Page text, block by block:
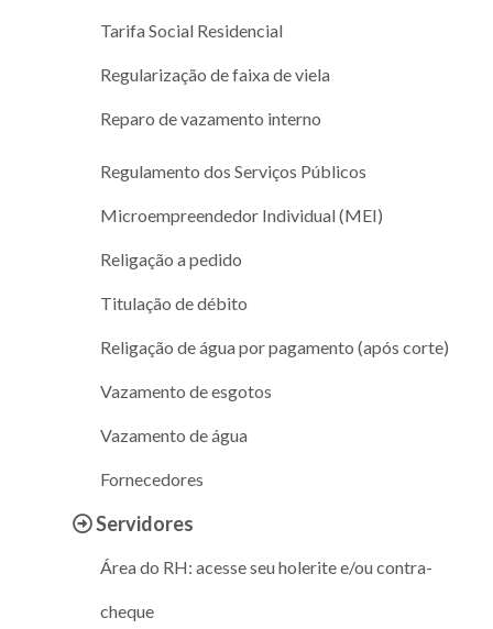
Tarifa Social Residencial
Regularização de faixa de viela
Reparo de vazamento interno
Regulamento dos Serviços Públicos
Microempreendedor Individual (MEI)
Religação a pedido
Titulação de débito
Religação de água por pagamento (após corte)
Vazamento de esgotos
Vazamento de água
Fornecedores
Servidores
Área do RH: acesse seu holerite e/ou contra-
cheque